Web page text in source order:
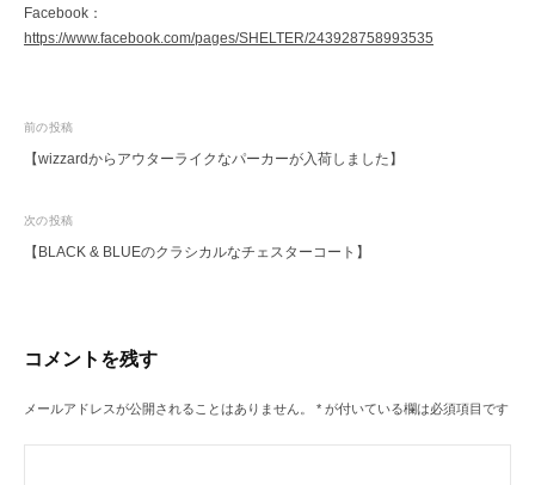
Facebook：
https://www.facebook.com/pages/SHELTER/243928758993535
投
稿
ビ
ゲ
ョ
ン
前の投稿
【wizzardからアウターライクなパーカーが入荷しました】
次の投稿
【BLACK & BLUEのクラシカルなチェスターコート】
コメントを残す
メールアドレスが公開されることはありません。 * が付いている欄は必須項目です